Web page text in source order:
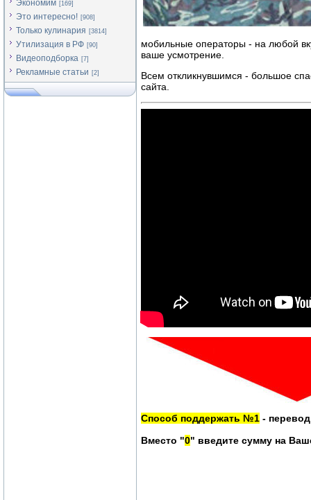
Экономим [169]
Это интересно! [908]
Только кулинария [3814]
Утилизация в РФ [90]
Видеоподборка [7]
Рекламные статьи [2]
мобильные операторы - на любой
ваше усмотрение.
Всем откликнувшимся - большое
сайта.
Способ поддержать №1 -
Вместо "0" введите сумму на